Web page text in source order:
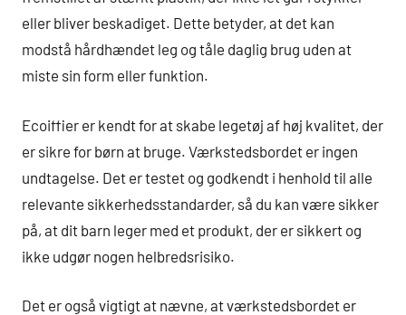
eller bliver beskadiget. Dette betyder, at det kan
modstå hårdhændet leg og tåle daglig brug uden at
miste sin form eller funktion.
Ecoiffier er kendt for at skabe legetøj af høj kvalitet, der
er sikre for børn at bruge. Værkstedsbordet er ingen
undtagelse. Det er testet og godkendt i henhold til alle
relevante sikkerhedsstandarder, så du kan være sikker
på, at dit barn leger med et produkt, der er sikkert og
ikke udgør nogen helbredsrisiko.
Det er også vigtigt at nævne, at værkstedsbordet er